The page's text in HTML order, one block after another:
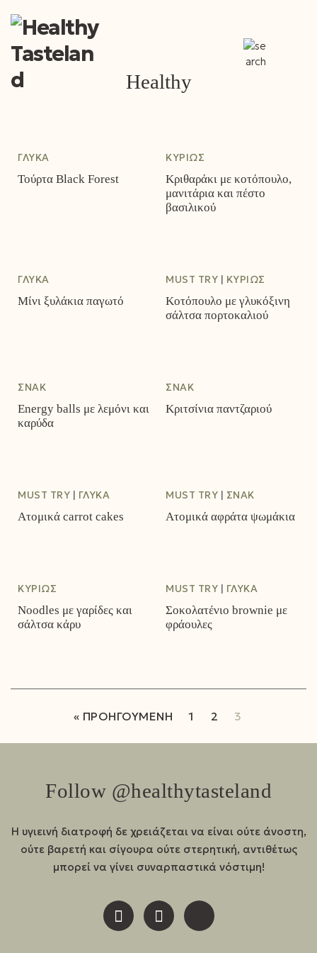
Healthy
ΓΛΥΚΆ
Τούρτα Black Forest
ΚΥΡΊΩΣ
Κριθαράκι με κοτόπουλο,
μανιτάρια και πέστο
βασιλικού
ΓΛΥΚΆ
Μίνι ξυλάκια παγωτό
MUST TRY ΚΥΡΊΩΣ
Κοτόπουλο με γλυκόξινη
σάλτσα πορτοκαλιού
ΣΝΑΚ
Energy balls με λεμόνι και
καρύδα
ΣΝΑΚ
Κριτσίνια παντζαριού
MUST TRY ΓΛΥΚΆ
Ατομικά carrot cakes
MUST TRY ΣΝΑΚ
Ατομικά αφράτα ψωμάκια
ΚΥΡΊΩΣ
Noodles με γαρίδες και
σάλτσα κάρυ
MUST TRY ΓΛΥΚΆ
Σοκολατένιο brownie με
φράουλες
« ΠΡΟΗΓΟΎΜΕΝΗ 1 2 3
Follow @healthytasteland
Η υγιεινή διατροφή δε χρειάζεται να είναι ούτε άνοστη,
ούτε βαρετή και σίγουρα ούτε στερητική, αντιθέτως
μπορεί να γίνει συναρπαστικά νόστιμη!